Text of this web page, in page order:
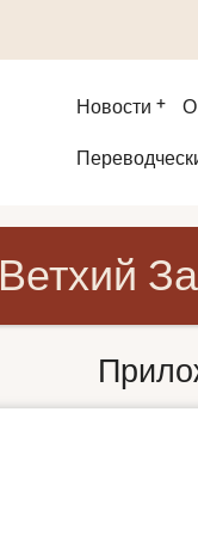
Новости О
Второе
Ветхий